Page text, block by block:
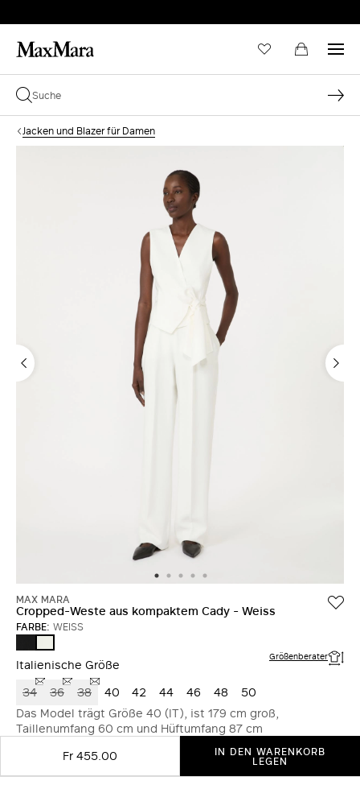
Jacken und Blazer für Damen
MAX MARA
Cropped-Weste aus kompaktem Cady - Weiss
FARBE: WEISS
SCHWARZ
Italienische Größe Größenberater
34 36 38 40 42 44 46 48
50
Das Model trägt Größe 40 (IT), ist 179 cm groß,
Taillenumfang 60 cm und Hüftumfang 87 cm
Fr 455.00
IN DEN WARENKORB
LEGEN